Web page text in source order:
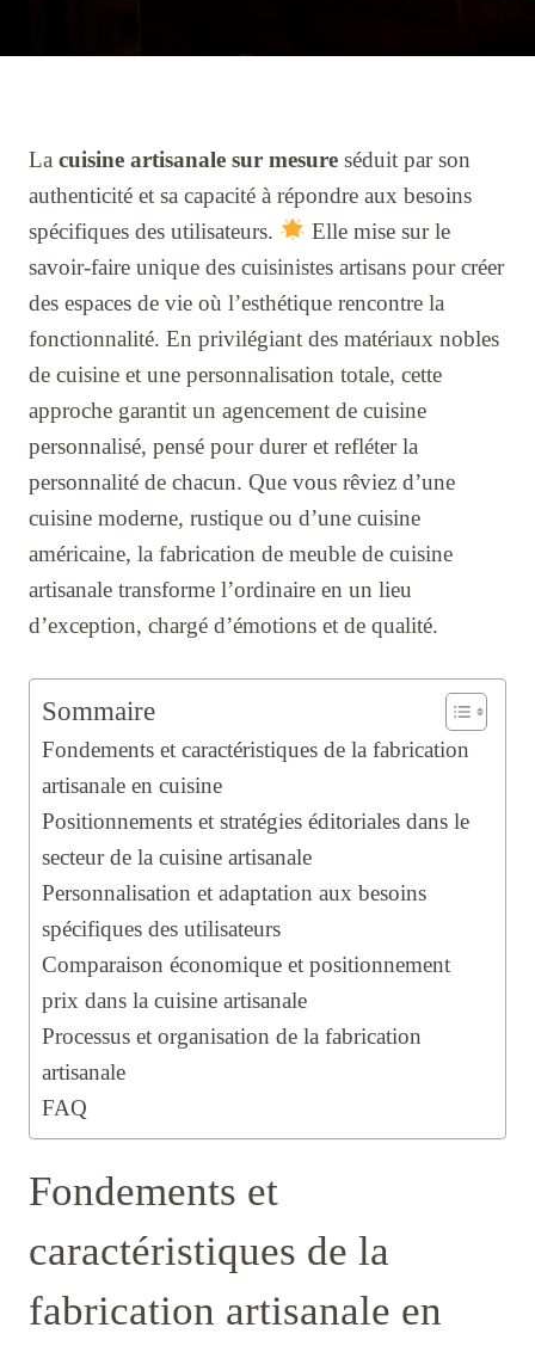
La cuisine artisanale sur mesure séduit par son
authenticité et sa capacité à répondre aux besoins
spécifiques des utilisateurs.
Elle mise sur le
savoir-faire unique des cuisinistes artisans pour créer
des espaces de vie où l’esthétique rencontre la
fonctionnalité. En privilégiant des matériaux nobles
de cuisine et une personnalisation totale, cette
approche garantit un agencement de cuisine
personnalisé, pensé pour durer et refléter la
personnalité de chacun. Que vous rêviez d’une
cuisine moderne, rustique ou d’une cuisine
américaine, la fabrication de meuble de cuisine
artisanale transforme l’ordinaire en un lieu
d’exception, chargé d’émotions et de qualité.
Sommaire
Fondements et caractéristiques de la fabrication
artisanale en cuisine
Positionnements et stratégies éditoriales dans le
secteur de la cuisine artisanale
Personnalisation et adaptation aux besoins
spécifiques des utilisateurs
Comparaison économique et positionnement
prix dans la cuisine artisanale
Processus et organisation de la fabrication
artisanale
FAQ
Fondements et
caractéristiques de la
fabrication artisanale en